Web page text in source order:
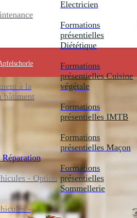
à la
bâtiment
- Option
-
Electricien
Formations
présentielles
Diététique
Formations
présentielles Cuisine
végétale
Formations
présentielles IMTB
Formations
présentielles Maçon
Formations
présentielles
Sommellerie